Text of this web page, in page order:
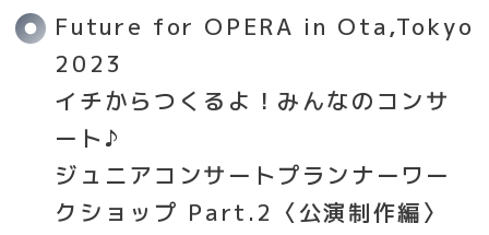
Future for OPERA in Ota,Tokyo
2023
イチからつくるよ！みんなのコンサ
ート♪
ジュニアコンサートプランナーワー
クショップ Part.2〈公演制作編〉